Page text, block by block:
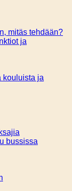
mitäs tehdään?
ja
kouluista ja
bussissa